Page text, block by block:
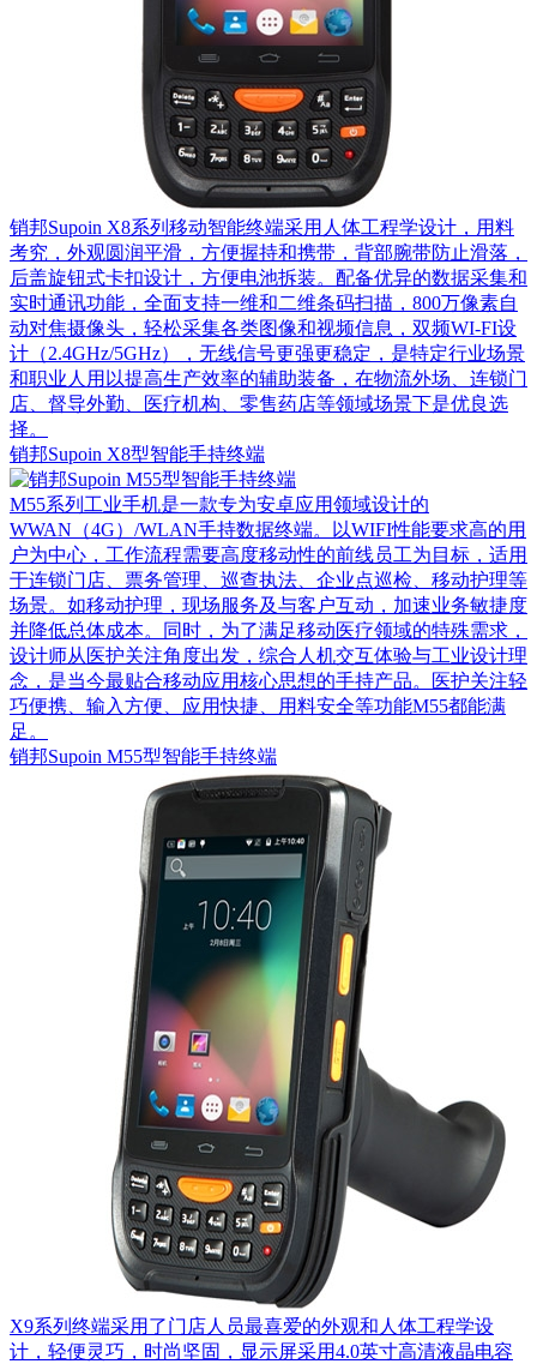
销邦Supoin X8系列移动智能终端采用人体工程学设计，用料
考究，外观圆润平滑，方便握持和携带，背部腕带防止滑落，
后盖旋钮式卡扣设计，方便电池拆装。配备优异的数据采集和
实时通讯功能，全面支持一维和二维条码扫描，800万像素自
动对焦摄像头，轻松采集各类图像和视频信息，双频WI-FI设
计（2.4GHz/5GHz），无线信号更强更稳定，是特定行业场景
和职业人用以提高生产效率的辅助装备，在物流外场、连锁门
店、督导外勤、医疗机构、零售药店等领域场景下是优良选
择。
销邦Supoin X8型智能手持终端
M55系列工业手机是一款专为安卓应用领域设计的
WWAN（4G）/WLAN手持数据终端。以WIFI性能要求高的用
户为中心，工作流程需要高度移动性的前线员工为目标，适用
于连锁门店、票务管理、巡查执法、企业点巡检、移动护理等
场景。如移动护理，现场服务及与客户互动，加速业务敏捷度
并降低总体成本。同时，为了满足移动医疗领域的特殊需求，
设计师从医护关注角度出发，综合人机交互体验与工业设计理
念，是当今最贴合移动应用核心思想的手持产品。医护关注轻
巧便携、输入方便、应用快捷、用料安全等功能M55都能满
足。
销邦Supoin M55型智能手持终端
X9系列终端采用了门店人员最喜爱的外观和人体工程学设
计，轻便灵巧，时尚坚固，显示屏采用4.0英寸高清液晶电容